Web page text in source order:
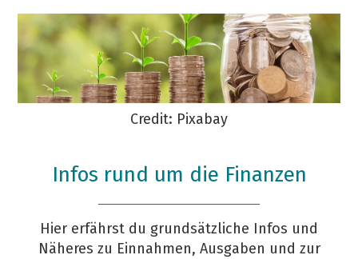
Credit: Pixabay
Infos rund um die Finanzen
Hier erfährst du grundsätzliche Infos und
Näheres zu Einnahmen, Ausgaben und zur